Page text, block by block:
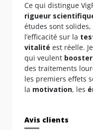
Ce qui distingue
rigueur
études sont
l’efficacité sur la
vitalité est réelle.
qui veulent
des traitements
les premiers effets
la motivation, les
Avis clients